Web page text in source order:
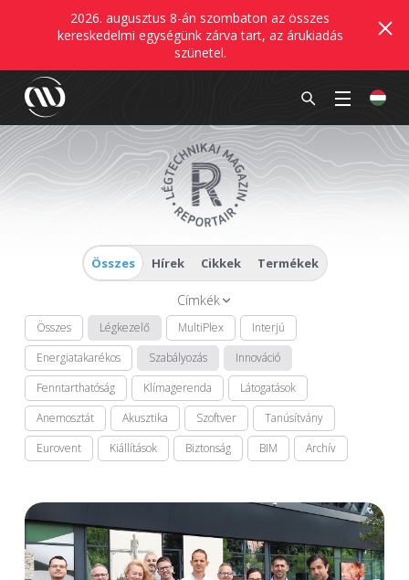
2026. augusztus 8-án szombaton az összes
kereskedelmi egységünk zárva tart, az árukiadás
szünetel.
Összes Hírek Cikkek Termékek
Címkék
Összes Légkezelő MultiPlex
Interjú
Energiatakarékos
Szabályozás
Innováció
Fenntarthatóság
Klímagerenda
Látogatások
Anemosztát
Akusztika Szoftver
Tanúsítvány
Eurovent
Kiállítások Biztonság BIM Archív